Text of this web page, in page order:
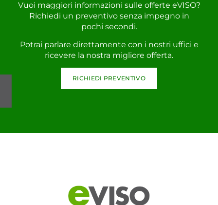
Vuoi maggiori informazioni sulle offerte eVISO?
Richiedi un preventivo senza impegno in
pochi secondi.
Potrai parlare direttamente con i nostri uffici e
ricevere la nostra migliore offerta.
RICHIEDI PREVENTIVO